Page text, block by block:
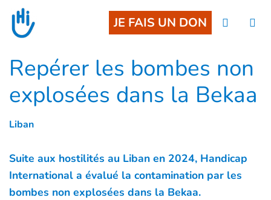
Goto main content
JE FAIS UN DON
Repérer les bombes non
explosées dans la Bekaa
Liban
Suite aux hostilités au Liban en 2024, Handicap
International a évalué la contamination par les
bombes non explosées dans la Bekaa.